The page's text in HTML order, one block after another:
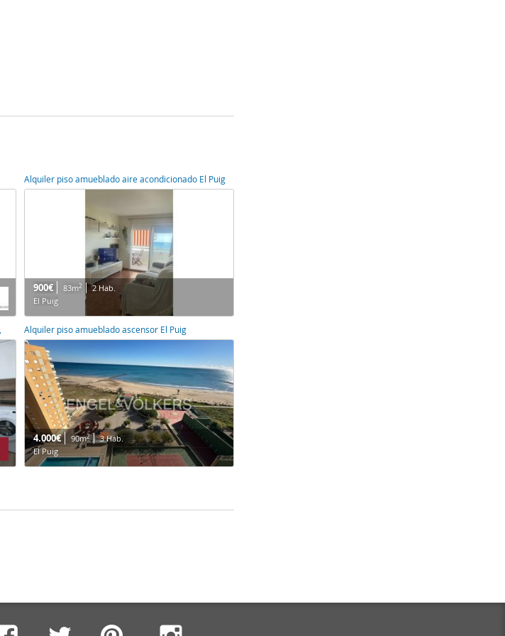
Alquiler piso amueblado aire acondicionado El Puig
900€ 83m2
2 Hab.
El Puig
Alquiler piso amueblado ascensor El Puig
4.000€ 90m2
3 Hab.
El Puig